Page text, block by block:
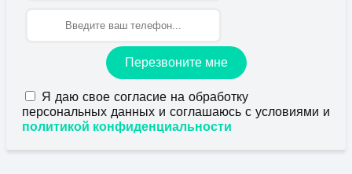
Перезвоните мне
Я даю свое согласие на обработку
персональных данных и соглашаюсь с условиями и
политикой конфиденциальности